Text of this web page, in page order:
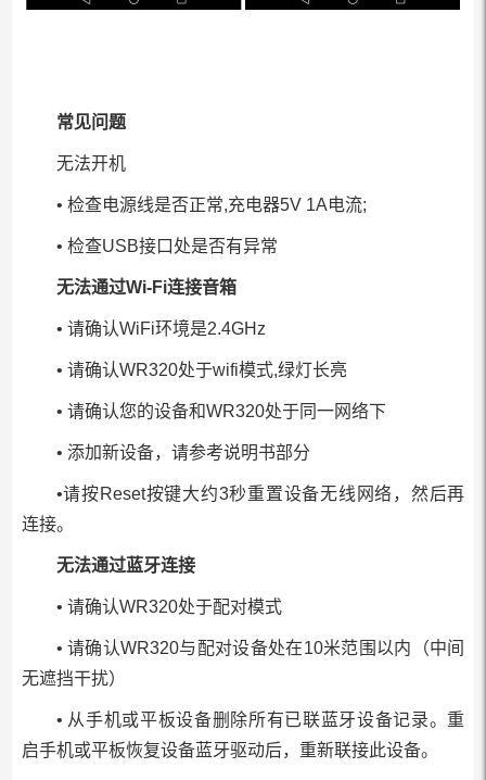
常见问题
无法开机
• 检查电源线是否正常,充电器5V 1A电流;
• 检查USB接口处是否有异常
无法通过Wi-Fi连接音箱
• 请确认WiFi环境是2.4GHz
• 请确认WR320处于wifi模式,绿灯长亮
• 请确认您的设备和WR320处于同一网络下
• 添加新设备，请参考说明书部分
•请按Reset按键大约3秒重置设备无线网络，然后再
连接。
无法通过蓝牙连接
• 请确认WR320处于配对模式
• 请确认WR320与配对设备处在10米范围以内（中间
无遮挡干扰）
• 从手机或平板设备删除所有已联蓝牙设备记录。重
启手机或平板恢复设备蓝牙驱动后，重新联接此设备。